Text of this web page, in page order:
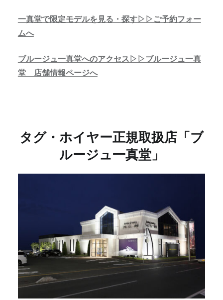
一真堂で限定モデルを見る・探す▷▷ご予約フォー
ムへ
ブルージュ一真堂へのアクセス▷▷ブルージュ一真
堂 店舗情報ページへ
タグ・ホイヤー正規取扱店「ブ
ルージュ一真堂」